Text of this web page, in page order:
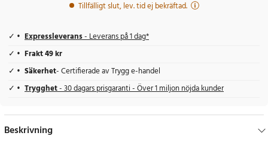
Tillfälligt slut, lev. tid ej bekräftad.
Expressleverans- Leverans på 1 dag*
Frakt 49 kr
Säkerhet- Certifierade av Trygg e-handel
Trygghet- 30 dagars prisgaranti - Över 1 miljon nöjda kunder
Beskrivning